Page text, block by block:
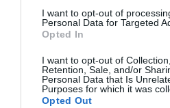
I want to opt-out of
Personal Data for Targeted
Opted In
I want to opt-out of
Retention, Sale, and/or
Personal Data that Is
Purposes for which it was
Opted Out
un mercado, ese donde un
necesidades requiere
de los laboratorios, para
modelo centrado en el
diferenciación del canal.